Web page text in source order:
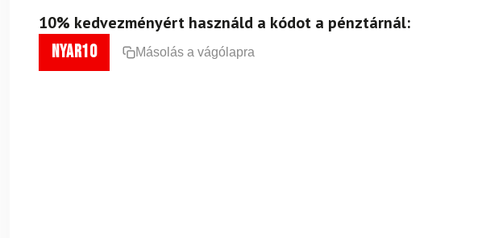
10% kedvezményért használd a kódot a pénztárnál:
nyar10 Másolás a vágólapra